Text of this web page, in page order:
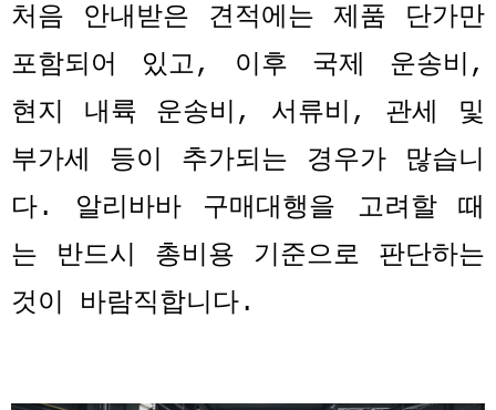
처음 안내받은 견적에는 제품 단가만
포함되어 있고, 이후 국제 운송비 ,
현지 내륙 운송비 , 서류비 , 관세 및
부가세 등이 추가되는 경우가 많습니
다. 알리바바 구매대행을 고려할 때
는 반드시 총비용 기준으로 판단하는
것이 바람직합니다.